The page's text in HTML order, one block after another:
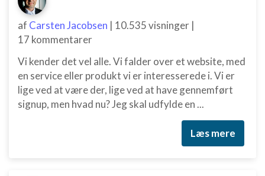
af Carsten Jacobsen | 10.535 visninger |
17 kommentarer
Vi kender det vel alle. Vi falder over et website, med
en service eller produkt vi er interesserede i. Vi er
lige ved at være der, lige ved at have gennemført
signup, men hvad nu? Jeg skal udfylde en ...
Læs mere